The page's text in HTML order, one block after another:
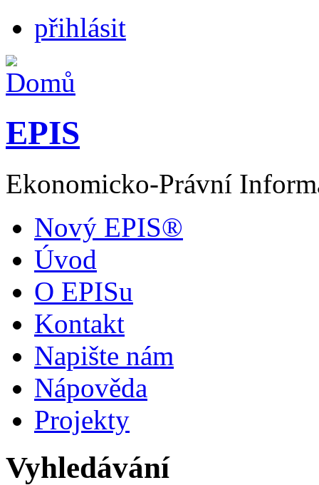
přihlásit
EPIS
Ekonomicko-Právní
Nový EPIS®
Úvod
O EPISu
Kontakt
Napište nám
Nápověda
Projekty
Vyhledávání